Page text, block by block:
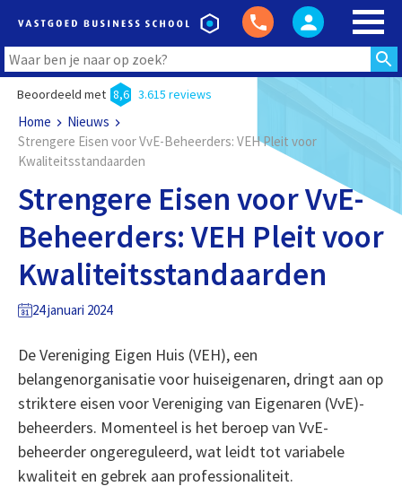
Beoordeeld met 8,6 3.615 reviews
Home
Nieuws
Strengere Eisen voor VvE-Beheerders: VEH Pleit voor
Kwaliteitsstandaarden
Strengere Eisen voor VvE-
Beheerders: VEH Pleit voor
Kwaliteitsstandaarden
24 januari 2024
De Vereniging Eigen Huis (VEH), een
belangenorganisatie voor huiseigenaren, dringt aan op
striktere eisen voor Vereniging van Eigenaren (VvE)-
beheerders. Momenteel is het beroep van VvE-
beheerder ongereguleerd, wat leidt tot variabele
kwaliteit en gebrek aan professionaliteit.